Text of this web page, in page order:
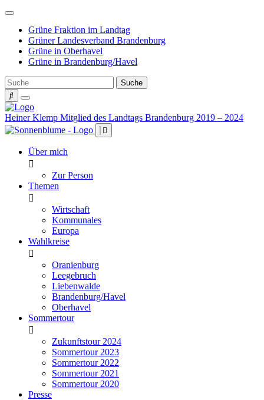
Weiter
Inhalt
Grüne Fraktion im Landtag
Grüner Landesverband Brandenburg
Grüne in Oberhavel
Grüne in Brandenburg/Havel
Heiner Klemp Mitglied des Landtags Brandenburg 2019 – 2024
Über mich
Zur Person
Themen
Wirtschaft
Kommunales
Europa
Wahlkreise
Oranienburg
Leegebruch
Liebenwalde
Brandenburg/Havel
Oberhavel
Sommertour
Zukunftstour 2024
Sommertour 2023
Sommertour 2022
Sommertour 2021
Sommertour 2020
Presse